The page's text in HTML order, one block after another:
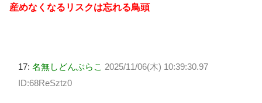
産めなくなるリスクは忘れる鳥頭
17: 名無しどんぶらこ 2025/11/06(木) 10:39:30.97
ID:68ReSztz0